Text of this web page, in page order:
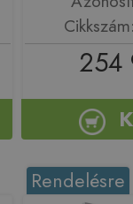
254
Rendelésre